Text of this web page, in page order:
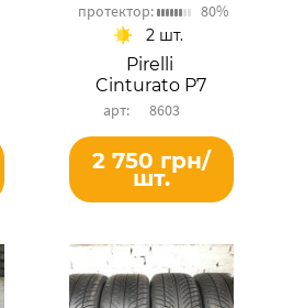
протектор: 80%
Pirelli
Cinturato P7
8603
2 шт.
2 750 грн/
шт.